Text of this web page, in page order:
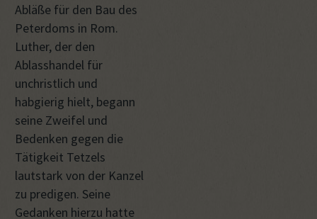
Abläße für den Bau des
Peterdoms in Rom.
Luther, der den
Ablasshandel für
unchristlich und
habgierig hielt, begann
seine Zweifel und
Bedenken gegen die
Tätigkeit Tetzels
lautstark von der Kanzel
zu predigen. Seine
Gedanken hierzu hatte